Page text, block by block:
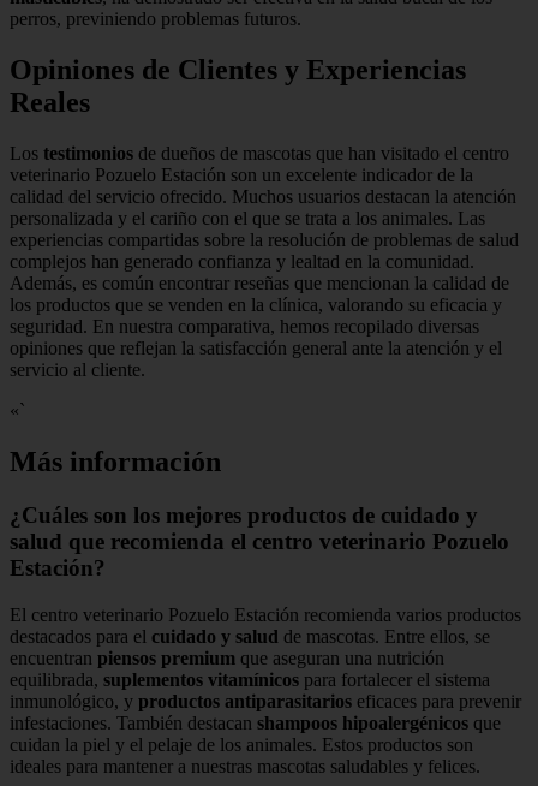
perros, previniendo problemas futuros.
Opiniones de Clientes y Experiencias
Reales
Los testimonios de dueños de mascotas que han visitado el centro
veterinario Pozuelo Estación son un excelente indicador de la
calidad del servicio ofrecido. Muchos usuarios destacan la atención
personalizada y el cariño con el que se trata a los animales. Las
experiencias compartidas sobre la resolución de problemas de salud
complejos han generado confianza y lealtad en la comunidad.
Además, es común encontrar reseñas que mencionan la calidad de
los productos que se venden en la clínica, valorando su eficacia y
seguridad. En nuestra comparativa, hemos recopilado diversas
opiniones que reflejan la satisfacción general ante la atención y el
servicio al cliente.
«`
Más información
¿Cuáles son los mejores productos de cuidado y
salud que recomienda el centro veterinario Pozuelo
Estación?
El centro veterinario Pozuelo Estación recomienda varios productos
destacados para el cuidado y salud de mascotas. Entre ellos, se
encuentran piensos premium que aseguran una nutrición
equilibrada, suplementos vitamínicos para fortalecer el sistema
inmunológico, y productos antiparasitarios eficaces para prevenir
infestaciones. También destacan shampoos hipoalergénicos que
cuidan la piel y el pelaje de los animales. Estos productos son
ideales para mantener a nuestras mascotas saludables y felices.